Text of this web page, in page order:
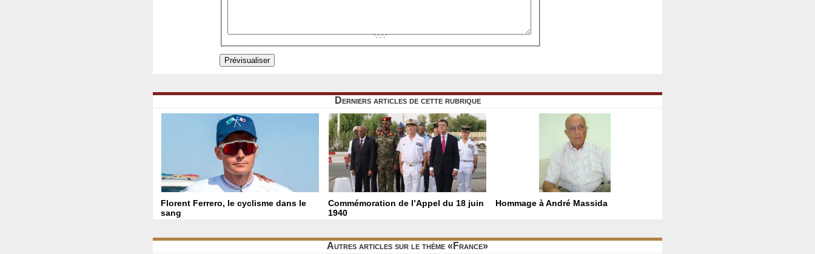
Derniers articles de cette rubrique
Florent Ferrero, le cyclisme dans le
sang
Commémoration de l’Appel du 18 juin
1940
Hommage à André Massida
Autres articles sur le thème «France»